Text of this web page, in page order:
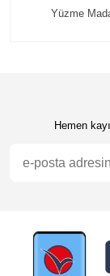
Kişiye Özel
Hemen